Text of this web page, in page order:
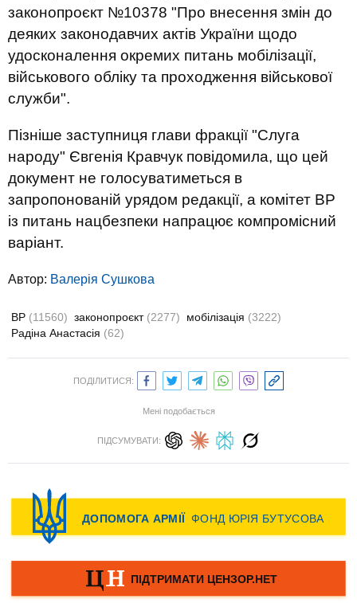
законопроєкт №10378 "Про внесення змін до
деяких законодавчих актів України щодо
удосконалення окремих питань мобілізації,
військового обліку та проходження військової
служби".
Пізніше заступниця глави фракції "Слуга
народу" Євгенія Кравчук повідомила, що цей
документ не голосуватиметься в
запропонованій урядом редакції, а комітет ВР
із питань нацбезпеки напрацює компромісний
варіант.
Автор: Валерiя Сушкова
ВР (11560) законопроєкт (2277) мобілізація (3222)
Радіна Анастасія (62)
ПОДІЛИТИСЯ:
Мені подобається
ПІДСУМУВАТИ: